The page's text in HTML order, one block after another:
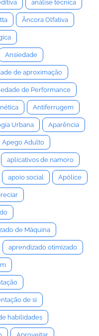
análise técnica
Âncora Olfativa
Ansiedade
de aproximação
de Performance
Antiferrugem
Urbana Aparência
Apego Adulto
aplicativos de namoro
apoio social Apólice
de Máquina
aprendizado otimizado
de si
habilidades